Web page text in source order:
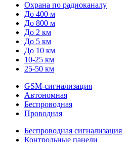
Охрана по радиоканалу
До 400 м
До 800 м
До 2 км
До 5 км
До 10 км
10-25 км
25-50 км
GSM-сигнализация
Автономная
Беспроводная
Проводная
Беспроводная сигнализация
Контрольные панели